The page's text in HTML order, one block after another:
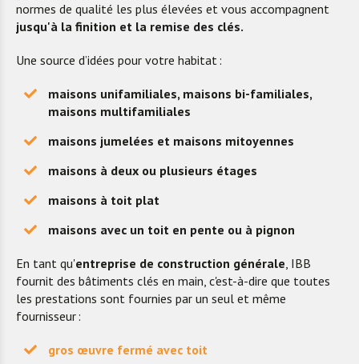
normes de qualité les plus élevées et vous accompagnent
jusqu'à la finition et la remise des clés.
Une source d’idées pour votre habitat :
maisons unifamiliales, maisons bi-familiales,
maisons multifamiliales
maisons jumelées et maisons mitoyennes
maisons à deux ou plusieurs étages
maisons à toit plat
maisons avec un toit en pente ou à pignon
En tant qu'entreprise de construction générale, IBB
fournit des bâtiments clés en main, c'est-à-dire que toutes
les prestations sont fournies par un seul et même
fournisseur :
gros œuvre fermé avec toit